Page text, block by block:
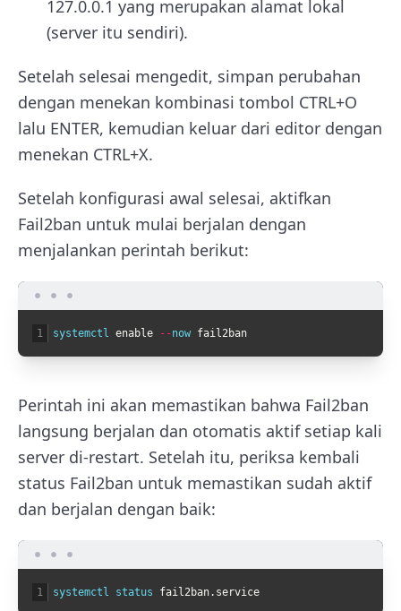
127.0.0.1 yang merupakan alamat lokal
(server itu sendiri).
Setelah selesai mengedit, simpan perubahan
dengan menekan kombinasi tombol CTRL+O
lalu ENTER, kemudian keluar dari editor dengan
menekan CTRL+X.
Setelah konfigurasi awal selesai, aktifkan
Fail2ban untuk mulai berjalan dengan
menjalankan perintah berikut:
1 systemctl enable --now fail2ban
Perintah ini akan memastikan bahwa Fail2ban
langsung berjalan dan otomatis aktif setiap kali
server di-restart. Setelah itu, periksa kembali
status Fail2ban untuk memastikan sudah aktif
dan berjalan dengan baik:
1 systemctl status fail2ban. service